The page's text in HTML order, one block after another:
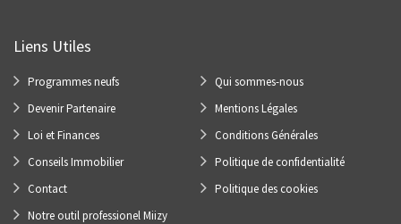
Liens Utiles
Programmes neufs
Devenir Partenaire
Loi et Finances
Conseils Immobilier
Contact
Notre outil professionel Miizy
Qui sommes-nous
Mentions Légales
Conditions Générales
Politique de confidentialité
Politique des cookies